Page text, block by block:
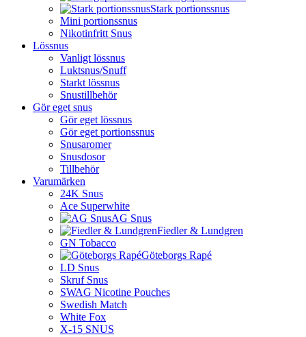
Stark portionssnus
Mini portionssnus
Nikotinfritt Snus
Lössnus
Vanligt lössnus
Luktsnus/Snuff
Starkt lössnus
Snustillbehör
Gör eget snus
Gör eget lössnus
Gör eget portionssnus
Snusaromer
Snusdosor
Tillbehör
Varumärken
24K Snus
Ace Superwhite
AG Snus
Fiedler & Lundgren
GN Tobacco
Göteborgs Rapé
LD Snus
Skruf Snus
SWAG Nicotine Pouches
Swedish Match
White Fox
X-15 SNUS